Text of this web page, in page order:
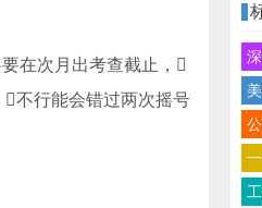
在次月出考查截止，
不行能会错过两次摇号